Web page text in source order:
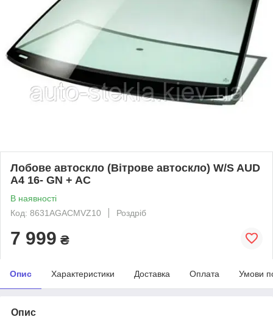
Лобове автоскло (Вітрове автоскло) W/S AUD
A4 16- GN + AC
В наявності
Код: 8631AGACMVZ10
Роздріб
7 999 ₴
Опис Характеристики Доставка Оплата Умови
Опис